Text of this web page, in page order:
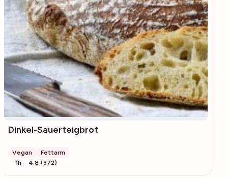
Dinkel-Sauerteigbrot
Vegan
Fettarm
1h
4,8 (372)